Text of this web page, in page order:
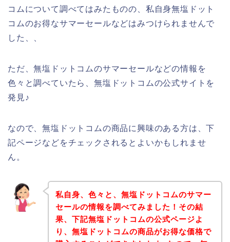
コムについて調べてはみたものの、私自身無塩ドット
コムのお得なサマーセールなどはみつけられませんで
した、、
ただ、無塩ドットコムのサマーセールなどの情報を
色々と調べていたら、無塩ドットコムの公式サイトを
発見♪
なので、無塩ドットコムの商品に興味のある方は、下
記ページなどをチェックされるとよいかもしれませ
ん。
私自身、色々と、無塩ドットコムのサマー
セールの情報を調べてみました！その結
果、下記無塩ドットコムの公式ページよ
り、無塩ドットコムの商品がお得な価格で